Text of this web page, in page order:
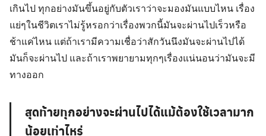
เกินไป ทุกอย่างมันขึ้นอยู่กับตัวเราว่าจะมองมันแบบไหน เรื่อง
แย่ๆในชีวิตเราไม่รู้หรอกว่าเรื่องพวกนี้มันจะผ่านไปเร็วหรือ
ช้าแค่ไหน แต่ถ้าเรามีความเชื่อว่าสักวันนึงมันจะผ่านไปได้
มันก็จะผ่านไป และถ้าเราพยายามทุกๆเรื่องแน่นอนว่ามันจะมี
ทางออก
สุดท้ายทุกอย่างจะผ่านไปได้แม้ต้องใช้เวลามาก
น้อยเท่าไหร่